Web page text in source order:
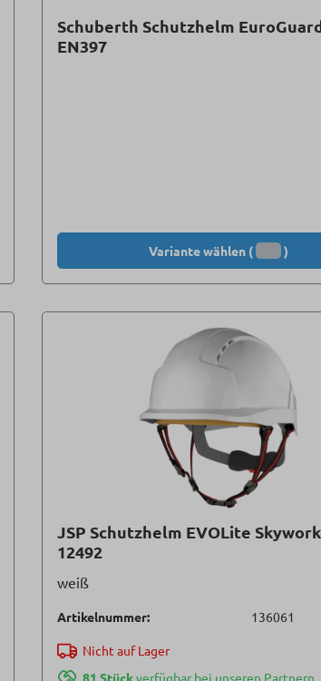
Schuberth Schutzhelm
EN397
Variante wählen ( )
JSP Schutzhelm EVOLite
12492
weiß
Artikelnummer: 136061
Nicht auf Lager
81 Stückverfügbar bei unseren Partnern